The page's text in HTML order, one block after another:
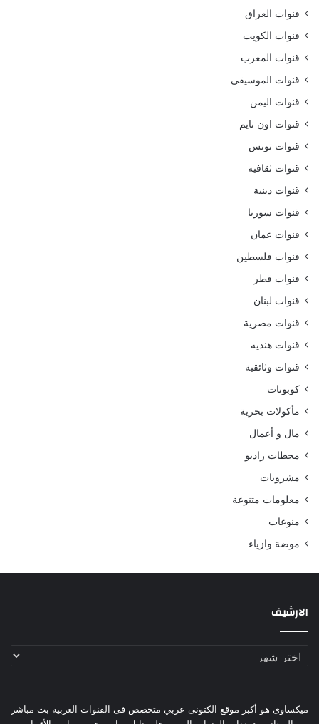
قنوات العراق
قنوات الكويت
قنوات المغرب
قنوات الموسيقى
قنوات اليمن
قنوات اون تايم
قنوات تونس
قنوات ثقافية
قنوات دينية
قنوات سوريا
قنوات عمان
قنوات فلسطين
قنوات قطر
قنوات لبنان
قنوات مصرية
قنوات هنديه
قنوات وثائقية
كوبونات
مأكولات بحرية
مال و أعمال
محطات راديو
مشروبات
معلومات متنوعة
منوعات
موضة وازياء
الارشيف
الارشيف
ميكساوى هو أكبر موقع الكتونى عربي متخصص فى القنوات العربية بث مباشر